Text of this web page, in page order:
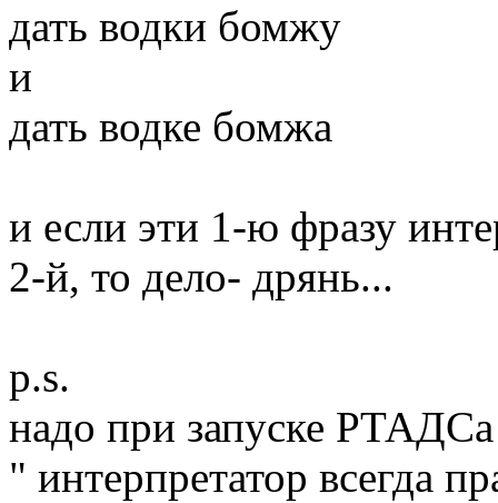
дать водки бомжу
и
дать водке бомжа
и если эти 1-ю фразу
2-й, то дело- дрянь...
p.s.
надо при запуске
" интерпретатор всегда